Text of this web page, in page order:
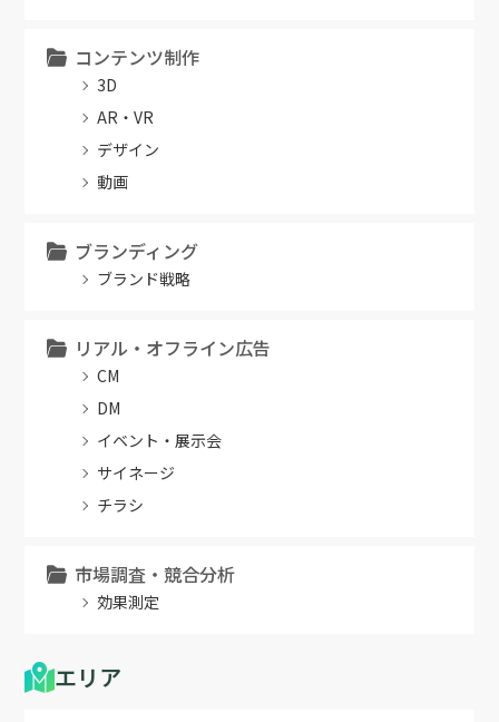
コンテンツ制作
3D
AR・VR
デザイン
動画
ブランディング
ブランド戦略
リアル・オフライン広告
CM
DM
イベント・展示会
サイネージ
チラシ
市場調査・競合分析
効果測定
エリア